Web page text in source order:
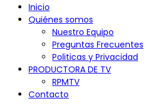
Inicio
Quiénes somos
Nuestro Equipo
Preguntas Frecuentes
Politicas y Privacidad
PRODUCTORA DE TV
RPMTV
Contacto